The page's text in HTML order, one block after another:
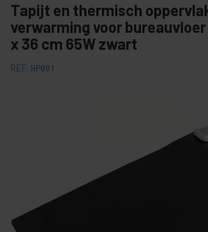
Tapijt en thermisch
verwarming voor
x 36 cm 65W zwart
REF: HP001